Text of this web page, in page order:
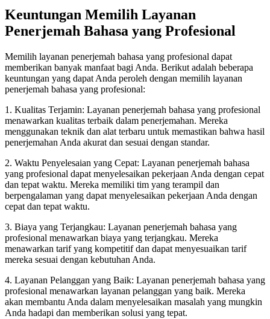
Keuntungan Memilih Layanan
Penerjemah Bahasa yang Profesional
Memilih layanan penerjemah bahasa yang profesional dapat
memberikan banyak manfaat bagi Anda. Berikut adalah beberapa
keuntungan yang dapat Anda peroleh dengan memilih layanan
penerjemah bahasa yang profesional:
1. Kualitas Terjamin: Layanan penerjemah bahasa yang profesional
menawarkan kualitas terbaik dalam penerjemahan. Mereka
menggunakan teknik dan alat terbaru untuk memastikan bahwa hasil
penerjemahan Anda akurat dan sesuai dengan standar.
2. Waktu Penyelesaian yang Cepat: Layanan penerjemah bahasa
yang profesional dapat menyelesaikan pekerjaan Anda dengan cepat
dan tepat waktu. Mereka memiliki tim yang terampil dan
berpengalaman yang dapat menyelesaikan pekerjaan Anda dengan
cepat dan tepat waktu.
3. Biaya yang Terjangkau: Layanan penerjemah bahasa yang
profesional menawarkan biaya yang terjangkau. Mereka
menawarkan tarif yang kompetitif dan dapat menyesuaikan tarif
mereka sesuai dengan kebutuhan Anda.
4. Layanan Pelanggan yang Baik: Layanan penerjemah bahasa yang
profesional menawarkan layanan pelanggan yang baik. Mereka
akan membantu Anda dalam menyelesaikan masalah yang mungkin
Anda hadapi dan memberikan solusi yang tepat.